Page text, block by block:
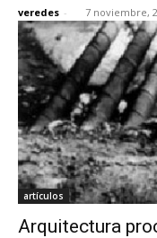
veredes - 7 noviembre,
artículos
Arquitectura